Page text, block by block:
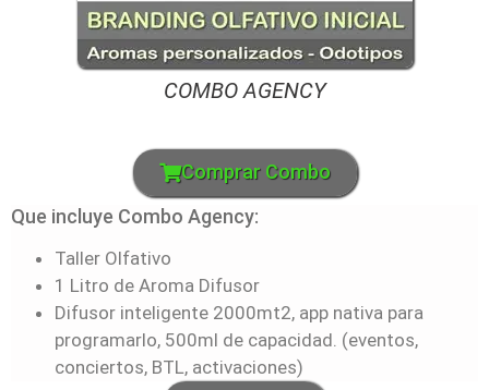
COMBO AGENCY
Comprar Combo
Que incluye Combo Agency:
Taller Olfativo
1 Litro de Aroma Difusor
Difusor inteligente 2000mt2, app nativa para
programarlo, 500ml de capacidad. (eventos,
conciertos, BTL, activaciones)